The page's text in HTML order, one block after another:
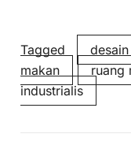
Tagged
makan
ruang
industrialis